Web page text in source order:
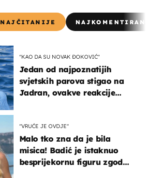
NAJČITANIJE
"KAO DA SU NOVAK ĐOKOVIĆ"
Jedan od najpoznatijih
svjetskih parova stigao na
Jadran, ovakve reakcije
"VRUĆE JE OVDJE"
Malo tko zna da je bila
misica! Badić je istaknuo
besprijekornu figuru zgodne